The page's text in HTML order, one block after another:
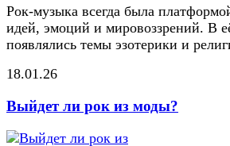
Рок-музыка всегда была
идей, эмоций и мировоззрений. В
появлялись темы эзотерики и
18.01.26
Выйдет ли рок из моды?